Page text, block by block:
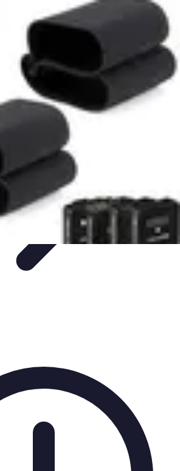
Rituels et Traditions
Organisation de Mariage